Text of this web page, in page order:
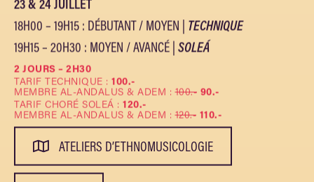
23 & 24 JUILLET
18H00 – 19H15 : DÉBUTANT / MOYEN | TECHNIQUE
19H15 – 20H30 : MOYEN / AVANCÉ | SOLEÁ
2 JOURS – 2H30
TARIF TECHNIQUE : 100.-
MEMBRE AL-ANDALUS & ADEM :100.- 90.-
TARIF CHORÉ SOLEÁ : 120.-
MEMBRE AL-ANDALUS & ADEM :120.- 110.-
ATELIERS D’ETHNOMUSICOLOGIE